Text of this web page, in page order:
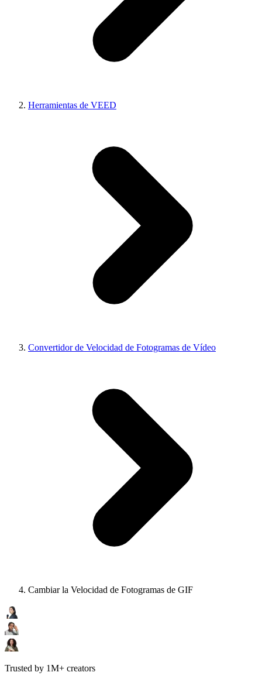
Herramientas de VEED
Convertidor de Velocidad de Fotogramas de Vídeo
Cambiar la Velocidad de Fotogramas de GIF
Trusted by 1M+ creators